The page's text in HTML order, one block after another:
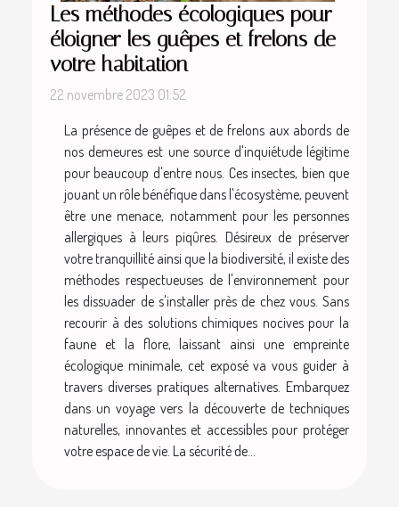
Les méthodes écologiques pour
éloigner les guêpes et frelons de
votre habitation
22 novembre 2023 01:52
La présence de guêpes et de frelons aux abords de
nos demeures est une source d'inquiétude légitime
pour beaucoup d'entre nous. Ces insectes, bien que
jouant un rôle bénéfique dans l'écosystème, peuvent
être une menace, notamment pour les personnes
allergiques à leurs piqûres. Désireux de préserver
votre tranquillité ainsi que la biodiversité, il existe des
méthodes respectueuses de l'environnement pour
les dissuader de s'installer près de chez vous. Sans
recourir à des solutions chimiques nocives pour la
faune et la flore, laissant ainsi une empreinte
écologique minimale, cet exposé va vous guider à
travers diverses pratiques alternatives. Embarquez
dans un voyage vers la découverte de techniques
naturelles, innovantes et accessibles pour protéger
votre espace de vie. La sécurité de...